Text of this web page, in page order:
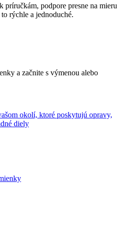
podpore presne na mieru
rýchle a jednoduché.
a začnite s výmenou alebo
okolí, ktoré poskytujú opravy,
diely